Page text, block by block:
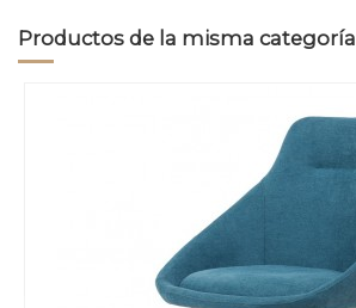
Productos de la misma categoría